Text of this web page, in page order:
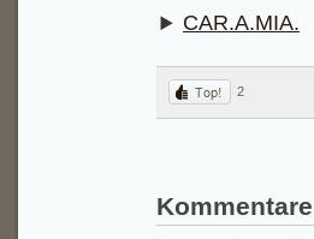
CAR.A.MIA.
2
Kommentare